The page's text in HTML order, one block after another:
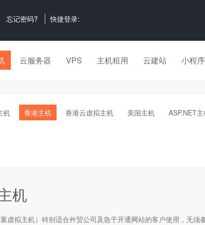
忘记密码? 快捷登录:
云服务器 VPS 主机租用 云建站 小程序
机 香港主机 香港云虚拟主机 美国主机 ASP.NET
机
案虚拟主机）特别适合外贸公司及急于开通网站的客户使用，无